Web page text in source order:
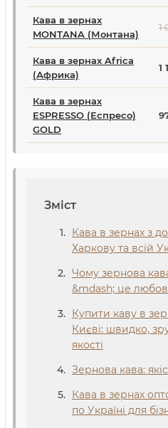
Кава в зернах
MONTANA (Монтана)
1
Кава в зернах Africa
(Африка)
1
Кава в зернах
ESPRESSO (Еспресо)
GOLD
Зміст
Кава в зернах з
Харкову та всій
Чому зернова
&mdash; це
Купити каву в
Києві: швидко,
якості
Зернова кава:
Кава в зернах
по Україні для